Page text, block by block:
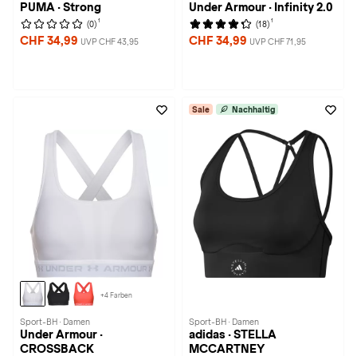
PUMA · Strong
(0) 1
CHF 34,99 UVP CHF 43,95
Under Armour · Infinity 2.0
(18) 1
CHF 34,99 UVP CHF 71,95
+4 Farben
Sport-BH · Damen
Under Armour ·
CROSSBACK
Sale Nachhaltig
Sport-BH · Damen
adidas · STELLA
MCCARTNEY